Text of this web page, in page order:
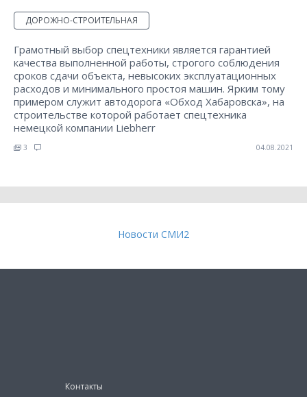
ДОРОЖНО-СТРОИТЕЛЬНАЯ
Грамотный выбор спецтехники является гарантией
качества выполненной работы, строгого соблюдения
сроков сдачи объекта, невысоких эксплуатационных
расходов и минимального простоя машин. Ярким тому
примером служит автодорога «Обход Хабаровска», на
строительстве которой работает спецтехника
немецкой компании Liebherr
3 04.08.2021
Новости СМИ2
Контакты